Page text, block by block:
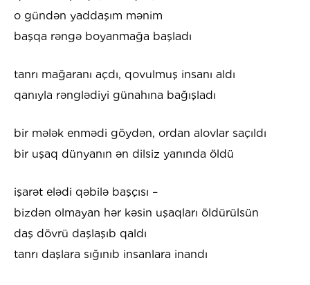
o gündən yaddaşım mənim
başqa rəngə boyanmağa başladı
tanrı mağaranı açdı, qovulmuş insanı aldı
qanıyla rənglədiyi günahına bağışladı
bir mələk enmədi göydən, ordan alovlar saçıldı
bir uşaq dünyanın ən dilsiz yanında öldü
işarət elədi qəbilə başçısı –
bizdən olmayan hər kəsin uşaqları öldürülsün
daş dövrü daşlaşıb qaldı
tanrı daşlara sığınıb insanlara inandı